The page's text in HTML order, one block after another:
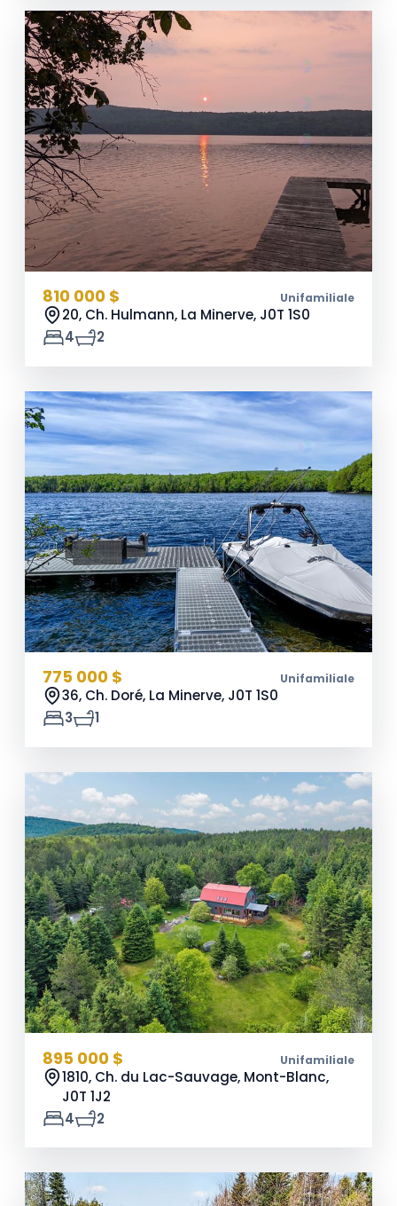
810 000 $ Unifamiliale
20, Ch. Hulmann, La Minerve, J0T 1S0
4
2
775 000 $ Unifamiliale
36, Ch. Doré, La Minerve, J0T 1S0
3
1
895 000 $ Unifamiliale
1810, Ch. du Lac-Sauvage, Mont-Blanc,
J0T 1J2
4
2